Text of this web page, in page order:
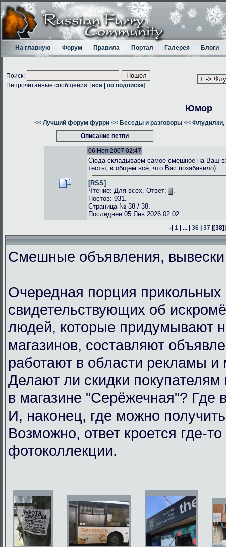
На главную Форум Правила Портал Галерея Блоги
Поиск:
Непрочитанные сообщения: [все по подписке]
Юмор
<< Лучший форум фурри << Беседы и разговоры << Флудилки,
Описание ветви
06 Ноя 2007 02:47
Сюда складываем самое смешное на Ваш
тесты, в общем всё, что Вас позабавило)
[RSS]
Чтение: Для всех. Ответ:
.
Постов: 931.
Страница № 38 / 38.
Последнее 05 Янв 2026 02:02.
-| 1 | ... | 36 | 37 |[38]
Смешные объявления,
Очередная порция прикольных
свидетельствующих об
людей, которые придумывают
магазинов, составляют
работают в области рекламы и
Делают ли скидки
в магазине "Серёжечная"? Где
И, наконец, где можно
Возможно, ответ кроется где-то
фотоколлекции.